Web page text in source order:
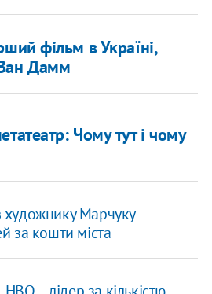
фільм в Україні,
Дамм
Чому тут і чому
художнику Марчуку
за кошти міста